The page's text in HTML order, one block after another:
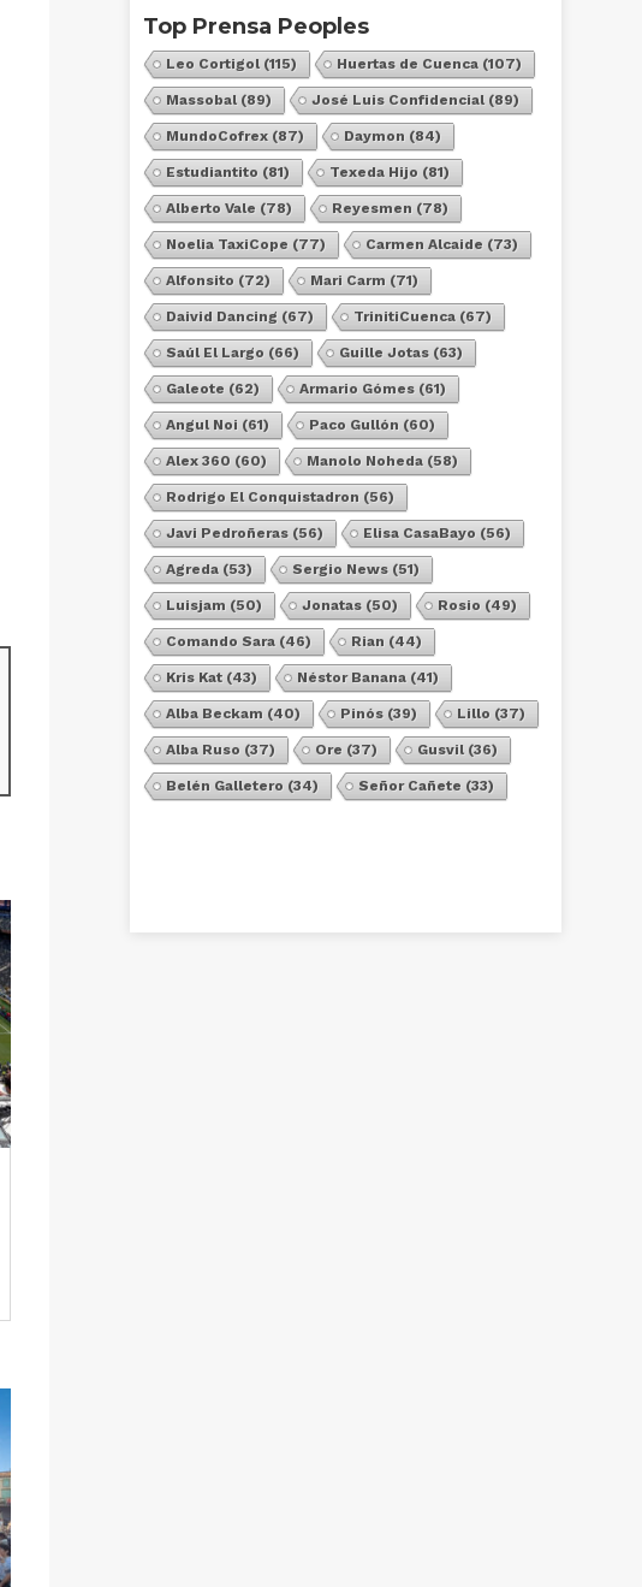
Top Prensa Peoples
Leo Cortigol (115) Huertas de Cuenca (107)
Massobal (89) José Luis Confidencial (89)
MundoCofrex (87) Daymon (84)
Estudiantito (81) Texeda Hijo (81)
Alberto Vale (78) Reyesmen (78)
Noelia TaxiCope (77) Carmen Alcaide (73)
Alfonsito (72) Mari Carm (71)
Daivid Dancing (67) TrinitiCuenca (67)
Saúl El Largo (66) Guille Jotas (63)
Galeote (62) Armario Gómes (61)
Angul Noi (61) Paco Gullón (60)
Alex 360 (60) Manolo Noheda (58)
Rodrigo El Conquistadron (56)
Javi Pedroñeras (56) Elisa CasaBayo (56)
Agreda (53) Sergio News (51)
Luisjam (50) Jonatas (50) Rosio (49)
Comando Sara (46) Rian (44)
Kris Kat (43) Néstor Banana (41)
Alba Beckam (40) Pinós (39) Lillo (37)
Alba Ruso (37) Ore (37) Gusvil (36)
Belén Galletero (34) Señor Cañete (33)